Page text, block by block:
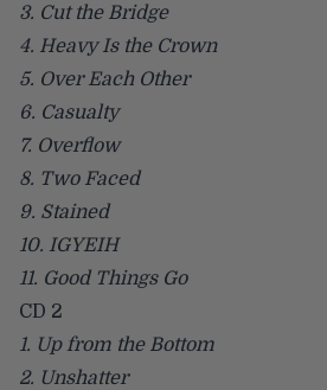
3. Cut the Bridge
4. Heavy Is the Crown
5. Over Each Other
6. Casualty
7. Overflow
8. Two Faced
9. Stained
10. IGYEIH
11. Good Things Go
CD 2
1. Up from the Bottom
2. Unshatter